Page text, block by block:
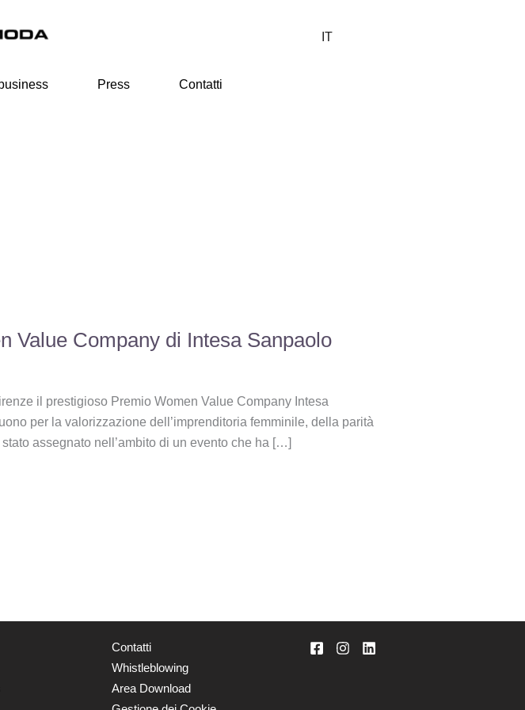
IT
Press Contatti
Value Company di Intesa Sanpaolo
il prestigioso Premio Women Value Company Intesa
per la valorizzazione dell’imprenditoria femminile, della parità
assegnato nell’ambito di un evento che ha […]
Contatti
Whistleblowing
Area Download